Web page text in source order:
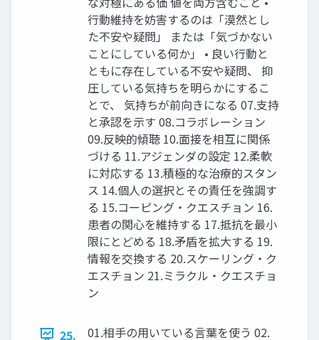
行動維持を妨害するのは「漠然とし
た不安や疑問」 または「気づかない
ことにしている何か」 • 良い行動と
ともに存在している不安や疑問、 抑
圧している気持ちを明らかにするこ
とで、 気持ちが前向きになる 07.支持
と承認を示す 08.コラボレーション
09.反映的傾聴 10.面接を相互に関係
づける 11.アジェンダの設定 12.柔軟
に対応する 13.積極的な治療的スタン
ス 14.個人の選択とその責任を強調す
る 15.コーピング・クエスチョン 16.
患者の関心を維持する 17.抵抗を最小
限にとどめる 18.矛盾を拡大する 19.
情報を交換する 20.スケーリング・ク
エスチョン 21.ミラクル・クエスチョ
ン
25.
01.相手の用いている言葉を使う 02.